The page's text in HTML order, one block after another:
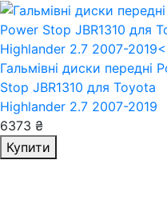
Гальмівні диски передні
Stop JBR1310 для Toyota
Highlander 2.7 2007-2019
6373 ₴
Купити